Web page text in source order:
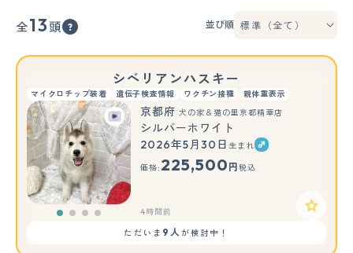
全13 頭 並び順
シベリアンハスキー
マイクロチップ装着 遺伝子検査情報 ワクチン接種 親体重表示
京都府 犬の家＆猫の里京都精華店
シルバーホワイト
2026年5月30日 生まれ
価格: 225,500 円 税込
4時間前
ただいま 9人が検討中！